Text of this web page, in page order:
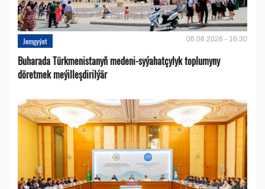
Jemgyýet 06.08.2026 - 16:30
Buharada Türkmenistanyň medeni-syýahatçylyk toplumyny
döretmek meýilleşdirilýär